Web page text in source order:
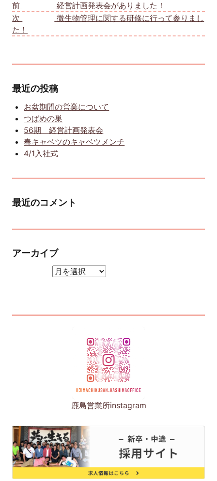
前
経営計画発表会がありました！
次
微生物管理に関する研修に行って参りまし
た！
最近の投稿
お盆期間の営業について
つばめの巣
56期 経営計画発表会
春キャベツのキャベツメンチ
4/1入社式
最近のコメント
アーカイブ
鹿島営業所instagram